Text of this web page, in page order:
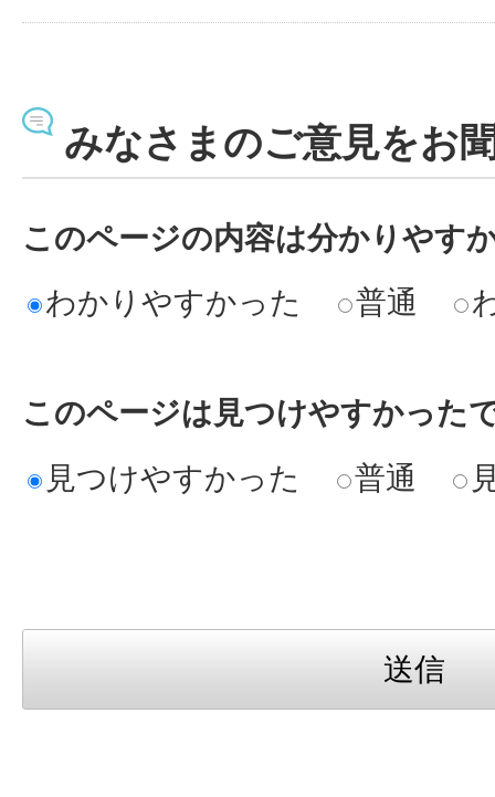
みなさまのご意見をお
このページの内容は分かりやす
わかりやすかった
普通
このページは見つけやすかった
見つけやすかった
普通